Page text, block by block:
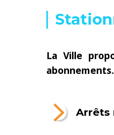
La Ville
Arrêts